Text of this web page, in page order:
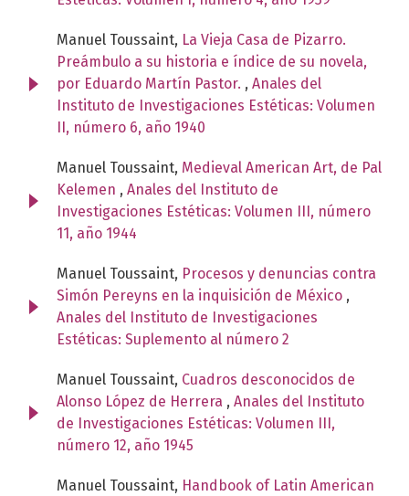
Manuel Toussaint, La Vieja Casa de Pizarro.
Preámbulo a su historia e índice de su novela,
por Eduardo Martín Pastor. , Anales del
Instituto de Investigaciones Estéticas: Volumen
II, número 6, año 1940
Manuel Toussaint, Medieval American Art, de Pal
Kelemen , Anales del Instituto de
Investigaciones Estéticas: Volumen III, número
11, año 1944
Manuel Toussaint, Procesos y denuncias contra
Simón Pereyns en la inquisición de México ,
Anales del Instituto de Investigaciones
Estéticas: Suplemento al número 2
Manuel Toussaint, Cuadros desconocidos de
Alonso López de Herrera , Anales del Instituto
de Investigaciones Estéticas: Volumen III,
número 12, año 1945
Manuel Toussaint, Handbook of Latin American